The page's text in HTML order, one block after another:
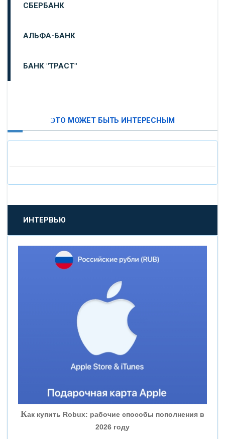
СБЕРБАНК
АЛЬФА-БАНК
БАНК "ТРАСТ"
«БАНК САНКТ-ПЕТЕРБУРГ»
«ПРОМСВЯЗЬБАНК»
«НОВИКОМБАНК»
«ВНЕШПРОМБАНК»
«БАНК ГЛОБЭКС»
«СОВКОМБАНК»
ЭТО МОЖЕТ БЫТЬ ИНТЕРЕСНЫМ
ИНТЕРВЬЮ
Как купить Robux: рабочие способы пополнения в
2026 году